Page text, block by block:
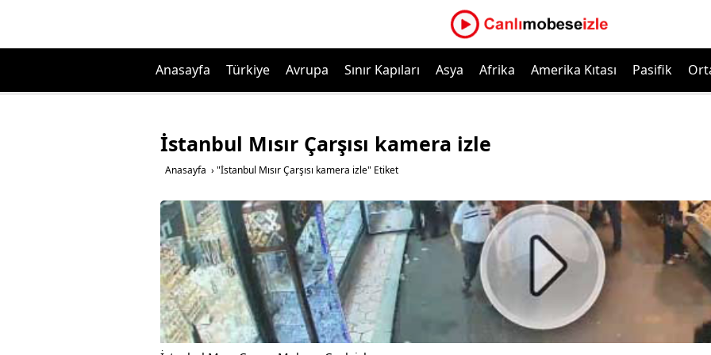
Anasayfa Türkiye Avrupa Sınır Kapıları Asya Afrika Amerika Kıtası Pasifik
İstanbul Mısır Çarşısı kamera izle
Anasayfa › "İstanbul Mısır Çarşısı kamera izle" Etiket